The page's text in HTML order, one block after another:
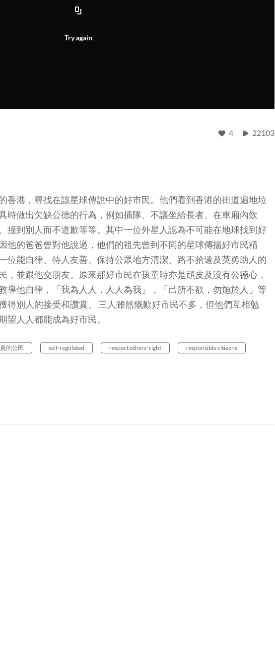
Try again
4 22103
香港，尋找在該星球傳說中的好市民。他們看到香港的街道遍地垃
時做出欠缺公德的行為，例如插隊、不讓坐給長者、在車廂內飲
撞到別人而不道歉等等。其中一位外星人認為不可能在地球找到好
他的爸爸曾對他說過，他們的祖先曾到不同的星球傳揚好市民精
位能自律、待人友善、保持公眾地方清潔、路不拾遺及英勇助人的
，並跟他交朋友。原來那好市民在孩童時亦是頑皮及沒有公德心，
導他自律，「我為人人，人人為我」，「己所不欲，勿施於人」等
得別人的接受和讚賞。 三人雖然慨歎好市民不多，但他們互相勉
望人人都能成為好市民。
的公民 self-regulated respect others' right responsible citizens